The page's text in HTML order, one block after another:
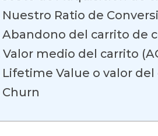
Nuestro Ratio de
Abandono del carrito de
Valor medio del carrito
Lifetime Value o valor del
Churn